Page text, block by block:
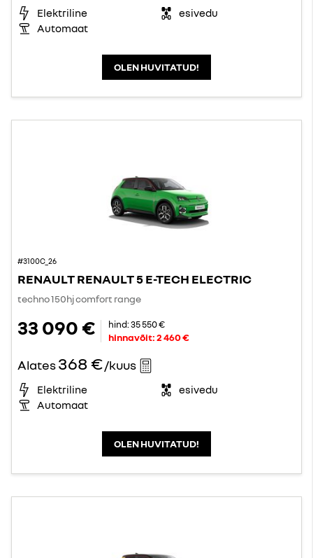
Elektriline
esivedu
Automaat
OLEN HUVITATUD!
#3100C_26
RENAULT RENAULT 5 E-TECH ELECTRIC
techno 150hj comfort range
33 090 € hind:35 550 €
hinnavõit:2 460 €
Alates368 €/kuus
Elektriline
esivedu
Automaat
OLEN HUVITATUD!